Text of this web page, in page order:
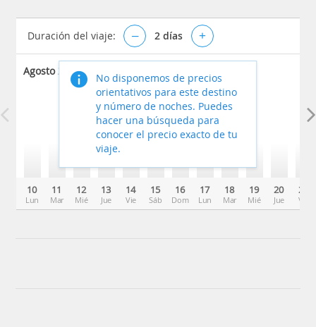
Duración del viaje: – 2 días +
Agosto 2026
10
Lun
11
Mar
12
Mié
13
Jue
14
Vie
15
Sáb
16
Dom
17
Lun
18
Mar
19
Mié
20
Jue
21
Vie
No disponemos de precios
orientativos para este destino
y número de noches. Puedes
hacer una búsqueda para
conocer el precio exacto de tu
viaje.